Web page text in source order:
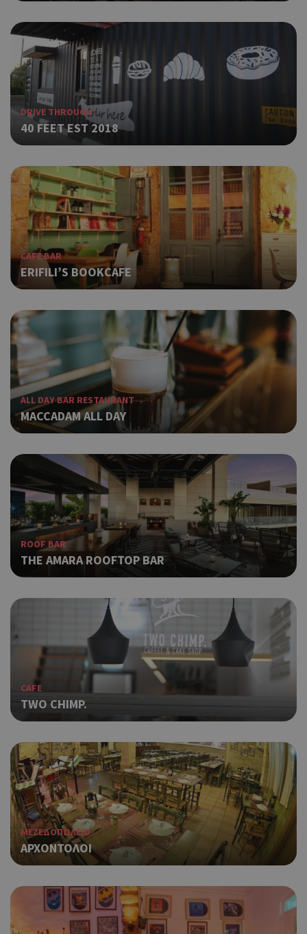
DRIVE THROUGH
40 FEET EST 2018
CAFE BAR
ERIFILI’S BOOKCAFE
ALL DAY BAR RESTAURANT
MACCADAM ALL DAY
ROOF BAR
THE AMARA ROOFTOP BAR
CAFE
TWO CHIMP.
ΜΕΖΕΔΟΠΩΛΕΙΟ
ΑΡΧΟΝΤΟΛΟΙ